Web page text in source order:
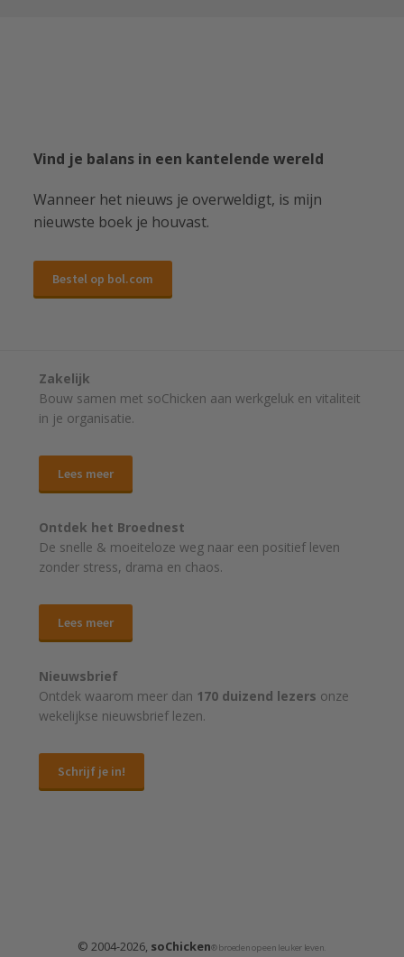
Vind je balans in een kantelende wereld
Wanneer het nieuws je overweldigt, is mijn
nieuwste boek je houvast.
Bestel op bol.com
Zakelijk
Bouw samen met soChicken aan werkgeluk en vitaliteit
in je organisatie.
Lees meer
Ontdek het Broednest
De snelle & moeiteloze weg naar een positief leven
zonder stress, drama en chaos.
Lees meer
Nieuwsbrief
Ontdek waarom meer dan 170 duizend lezers onze
wekelijkse nieuwsbrief lezen.
Schrijf je in!
© 2004-2026, soChicken® broeden op een leuker leven.